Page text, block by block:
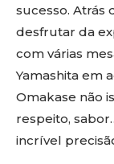
sucesso. Atrás
desfrutar da
com várias
Yamashita em
Omakase não
respeito,
incrível